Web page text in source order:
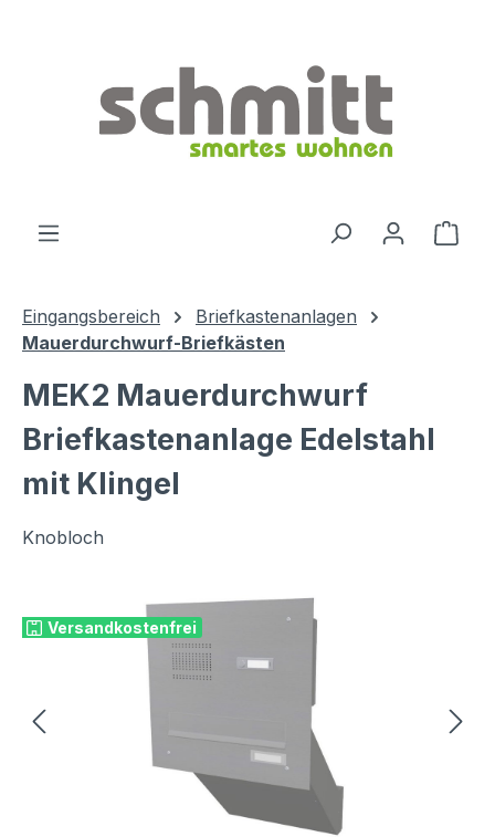
Eingangsbereich
Briefkastenanlagen
Mauerdurchwurf-Briefkästen
MEK2 Mauerdurchwurf
Briefkastenanlage Edelstahl
mit Klingel
Knobloch
Versandkostenfrei